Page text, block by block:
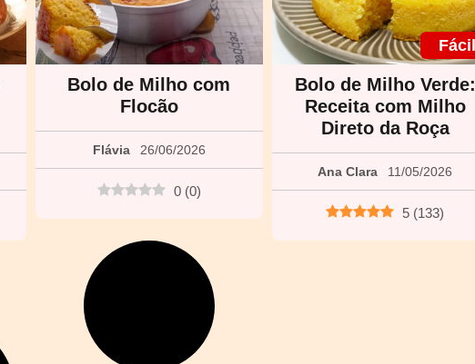
Bolo de Milho com
Flocão
Flávia 26/06/2026
0 (0)
Fácil
Bolo de Milho Verde:
Receita com Milho
Direto da Roça
Ana Clara 11/05/2026
5 (133)